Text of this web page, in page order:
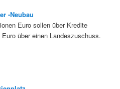
-Neubau
Euro sollen über Kredite
über einen Landeszuschuss.